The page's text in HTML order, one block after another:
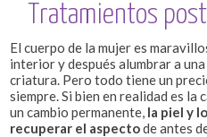
Tratamientos
El cuerpo de la mujer es
interior y después alumbrar a una
criatura. Pero todo tiene un
siempre. Si bien en realidad es la
un cambio permanente, la piel y
recuperar el aspectode antes